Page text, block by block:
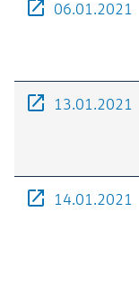
06.01.2021
13.01.2021
14.01.2021